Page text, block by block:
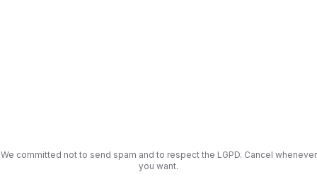
We committed not to send spam and to respect the LGPD. Cancel whenever
you want.